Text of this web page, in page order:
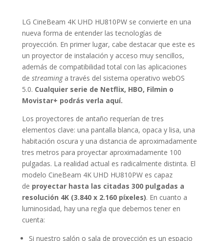
LG CineBeam 4K UHD HU810PW se convierte en una
nueva forma de entender las tecnologías de
proyección. En primer lugar, cabe destacar que este es
un proyector de instalación y acceso muy sencillos,
además de compatibilidad total con las aplicaciones
de streaming a través del sistema operativo webOS
5.0. Cualquier serie de Netflix, HBO, Filmin o
Movistar+ podrás verla aquí.
Los proyectores de antaño requerían de tres
elementos clave: una pantalla blanca, opaca y lisa, una
habitación oscura y una distancia de aproximadamente
tres metros para proyectar aproximadamente 100
pulgadas. La realidad actual es radicalmente distinta. El
modelo CineBeam 4K UHD HU810PW es capaz
de proyectar hasta las citadas 300 pulgadas a
resolución 4K (3.840 x 2.160 píxeles). En cuanto a
luminosidad, hay una regla que debemos tener en
cuenta:
Si nuestro salón o sala de proyección es un espacio